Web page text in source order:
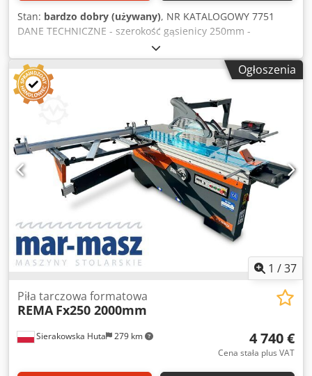
Stan: bardzo dobry (używany), NR KATALOGOWY 7751
DANE TECHNICZNE - szerokość gąsienicy 250mm -
szerokość robocza wału 250mm - max średnica tarczy
300mm - średnica otworu tarczy 60mm - max wysokość
cięcia 100mm - szerokość blatu z poszerzeniem 520mm -
długość blatu 1580mm *z góry: - zapadki 2 rzędy - rolka
poślizgowa, metalowa, dociskowa - wał z piłami Djdpfjzr
Izkjx Ai Eekr - rolka poślizgowa gładka, metalowa,
poślizgowa z dołu: - rolka poślizgowa - listwa prowadząca -
zapadki - gąsienica - centralne smarowanie gąsienicy -
płynna regulacja prędkości posuwu - silnik posuwu 0,75kW
- silnik główny 15kW - średnica króćca odciągu 200mm -
wymiary całkowite dł/szer/wys 1640x1400x1550mm - waga
1000kg ATUTY – produkcji włoskiej – stan bardzo dobry –
wielopiła używana Cena netto: 32900 PLN Cena netto: 7830
EUR Cena netto liczona według kursu 4,2 PLN/EUR (przy
większych wahaniach kursu cena może ulec zmianie)
Ogłoszenia
1 /37
Sierakowska Huta 279 km
Piła tarczowa formatowa
REMA Fx250 2000mm
4 740 €
Cena stała plus VAT